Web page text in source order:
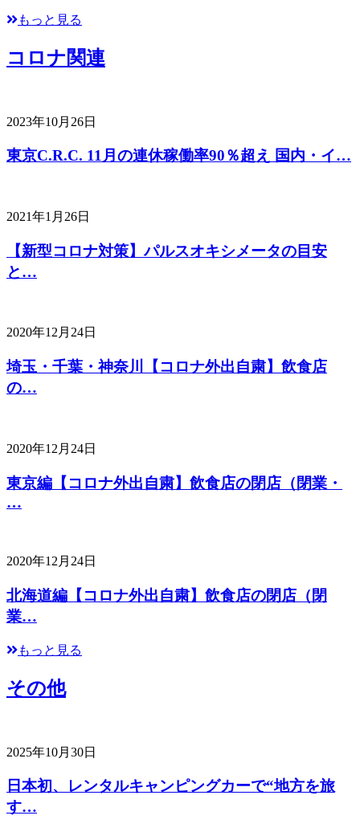
もっと見る
コロナ関連
2023年10月26日
東京C.R.C. 11月の連休稼働率90％超え 国内・イ…
2021年1月26日
【新型コロナ対策】パルスオキシメータの目安
と…
2020年12月24日
埼玉・千葉・神奈川【コロナ外出自粛】飲食店
の…
2020年12月24日
東京編【コロナ外出自粛】飲食店の閉店（閉業・
…
2020年12月24日
北海道編【コロナ外出自粛】飲食店の閉店（閉
業…
もっと見る
その他
2025年10月30日
日本初、レンタルキャンピングカーで“地方を旅
す…